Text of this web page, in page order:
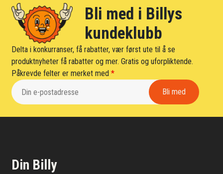
Bli med i Billys
kundeklubb
Delta i konkurranser, få rabatter, vær først ute til å se
produktnyheter få rabatter og mer. Gratis og uforpliktende.
Påkrevde felter er merket med*
Din Billy